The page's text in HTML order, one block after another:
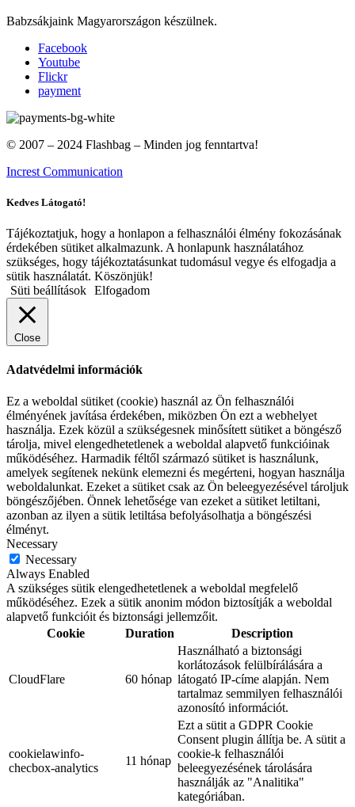
Babzsákjaink Magyarországon készülnek.
Facebook
Youtube
Flickr
payment
© 2007 – 2024 Flashbag – Minden jog fenntartva!
Increst Communication
Kedves Látogató!
Tájékoztatjuk, hogy a honlapon a felhasználói élmény fokozásának
érdekében sütiket alkalmazunk. A honlapunk használatához
szükséges, hogy tájékoztatásunkat tudomásul vegye és elfogadja a
sütik használatát. Köszönjük!
Süti beállítások Elfogadom
Close
Adatvédelmi információk
Ez a weboldal sütiket (cookie) használ az Ön felhasználói
élményének javítása érdekében, miközben Ön ezt a webhelyet
használja. Ezek közül a szükségesnek minősített sütiket a böngésző
tárolja, mivel elengedhetetlenek a weboldal alapvető funkcióinak
működéséhez. Harmadik féltől származó sütiket is használunk,
amelyek segítenek nekünk elemezni és megérteni, hogyan használja
weboldalunkat. Ezeket a sütiket csak az Ön beleegyezésével tároljuk
böngészőjében. Önnek lehetősége van ezeket a sütiket letiltani,
azonban az ilyen a sütik letiltása befolyásolhatja a böngészési
élményt.
Necessary
Necessary
Always Enabled
A szükséges sütik elengedhetetlenek a weboldal megfelelő
működéséhez. Ezek a sütik anonim módon biztosítják a weboldal
alapvető funkcióit és biztonsági jellemzőit.
Cookie
Duration Description
CloudFlare 60 hónap
Használható a biztonsági
korlátozások felülbírálására a
látogató IP-címe alapján. Nem
tartalmaz semmilyen felhasználói
azonosító információt.
cookielawinfo-
checbox-analytics
11 hónap
Ezt a sütit a GDPR Cookie
Consent plugin állítja be. A sütit a
cookie-k felhasználói
beleegyezésének tárolására
használják az "Analitika"
kategóriában.